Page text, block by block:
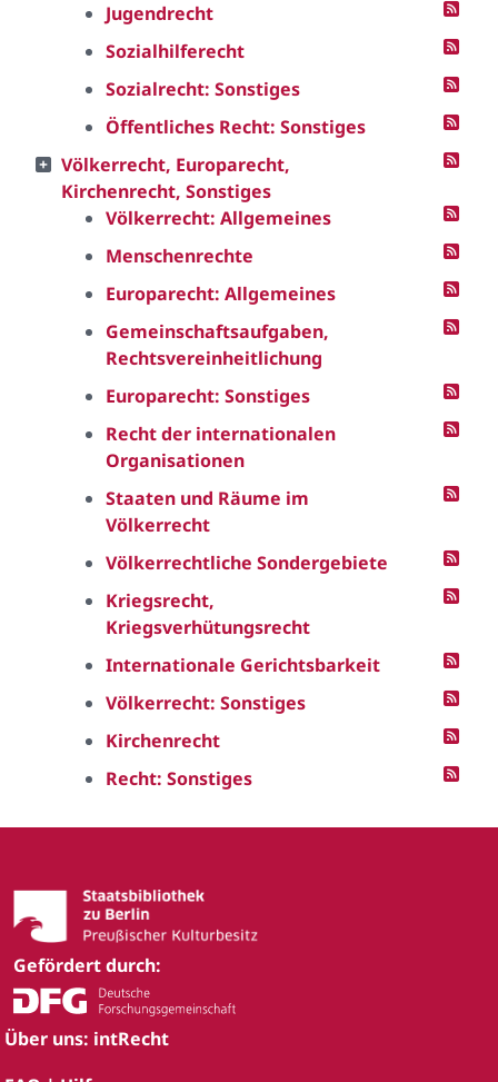
Jugendrecht
Sozialhilferecht
Sozialrecht: Sonstiges
Öffentliches Recht: Sonstiges
Völkerrecht, Europarecht,
Kirchenrecht, Sonstiges
Völkerrecht: Allgemeines
Menschenrechte
Europarecht: Allgemeines
Gemeinschaftsaufgaben,
Rechtsvereinheitlichung
Europarecht: Sonstiges
Recht der internationalen
Organisationen
Staaten und Räume im
Völkerrecht
Völkerrechtliche Sondergebiete
Kriegsrecht,
Kriegsverhütungsrecht
Internationale Gerichtsbarkeit
Völkerrecht: Sonstiges
Kirchenrecht
Recht: Sonstiges
Gefördert durch:
Über uns: intRecht